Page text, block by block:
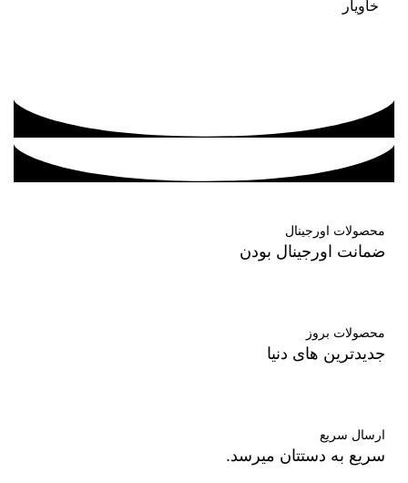
محصولات اورجینال
ضمانت اورجینال بودن
محصولات بروز
جدیدترین های دنیا
ارسال سریع
سریع به دستتان میرسد.